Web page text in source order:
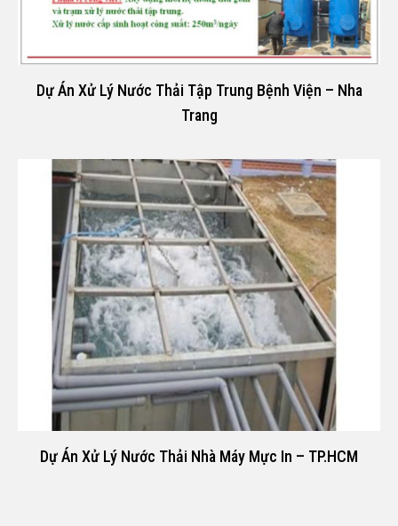
Dự Án Xử Lý Nước Thải Tập Trung Bệnh Viện – Nha
Trang
Dự Án Xử Lý Nước Thải Nhà Máy Mực In – TP.HCM